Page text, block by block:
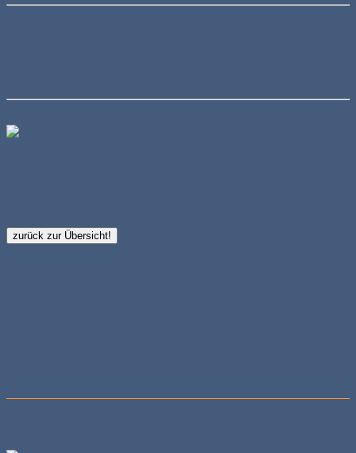
zurück zur Übersicht!